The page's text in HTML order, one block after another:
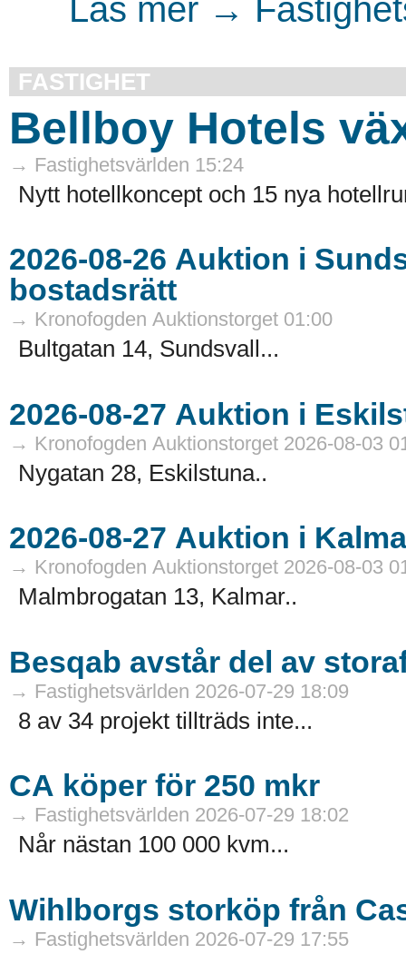
Läs mer →
FASTIGHET
Bellboy Hotels
→ Fastighetsvärlden 15:24
Nytt hotellkoncept och 15 nya
2026-08-26 Auktion i Sundsvall - Fastigheter och
bostadsrätt
→ Kronofogden Auktionstorget 01:00
Bultgatan 14, Sundsvall...
→ Kronofogden Auktionstorget 2026-08-03
Nygatan 28, Eskilstuna..
→ Kronofogden Auktionstorget 2026-08-03
Malmbrogatan 13, Kalmar..
Besqab avstår del av
→ Fastighetsvärlden 2026-07-29 18:09
8 av 34 projekt tillträds inte...
CA köper för 250 mkr
→ Fastighetsvärlden 2026-07-29 18:02
Når nästan 100 000 kvm...
Wihlborgs storköp från
→ Fastighetsvärlden 2026-07-29 17:55